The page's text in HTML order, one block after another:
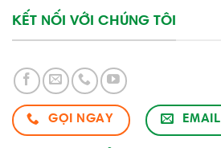
KẾT NỐI VỚI CHÚNG TÔI
GỌI NGAY EMAIL